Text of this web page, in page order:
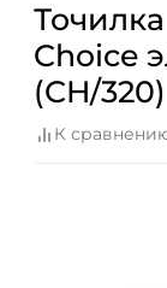
Choice
(CH/320)
К